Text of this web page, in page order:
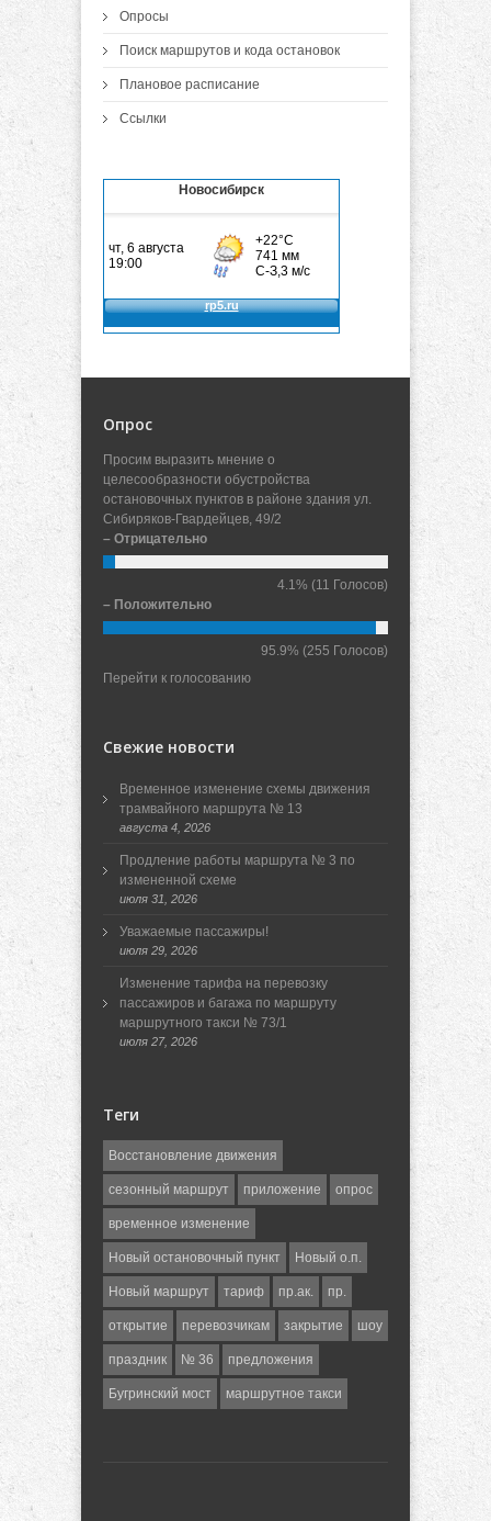
Опросы
Поиск маршрутов и кода остановок
Плановое расписание
Ссылки
Новосибирск
Опрос
Просим выразить мнение о
целесообразности обустройства
остановочных пунктов в районе здания ул.
Сибиряков-Гвардейцев, 49/2
– Отрицательно
4.1% (11 Голосов)
– Положительно
95.9% (255 Голосов)
Перейти к голосованию
Свежие новости
Временное изменение схемы движения
трамвайного маршрута № 13
августа 4, 2026
Продление работы маршрута № 3 по
измененной схеме
июля 31, 2026
Уважаемые пассажиры!
июля 29, 2026
Изменение тарифа на перевозку
пассажиров и багажа по маршруту
маршрутного такси № 73/1
июля 27, 2026
Теги
Восстановление движения
сезонный маршрут приложение опрос
временное изменение
Новый остановочный пункт Новый о.п.
Новый маршрут тариф пр.ак. пр.
открытие перевозчикам закрытие шоу
праздник № 36 предложения
Бугринский мост маршрутное такси